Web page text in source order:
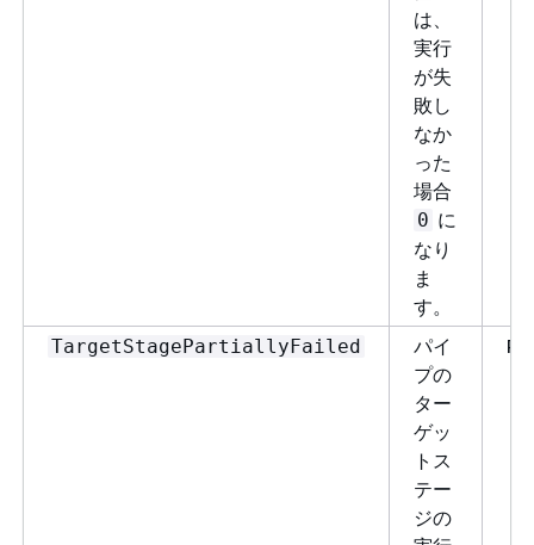
は、
実行
が失
敗し
なか
った
場合
0 に
なり
ま
す。
TargetStagePartiallyFailed
パイ
プの
ター
ゲッ
トス
テー
ジの